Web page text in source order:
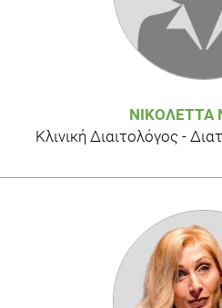
ΝΙΚΟΛΈΤΤΑ
Κλινική Διαιτολόγος -